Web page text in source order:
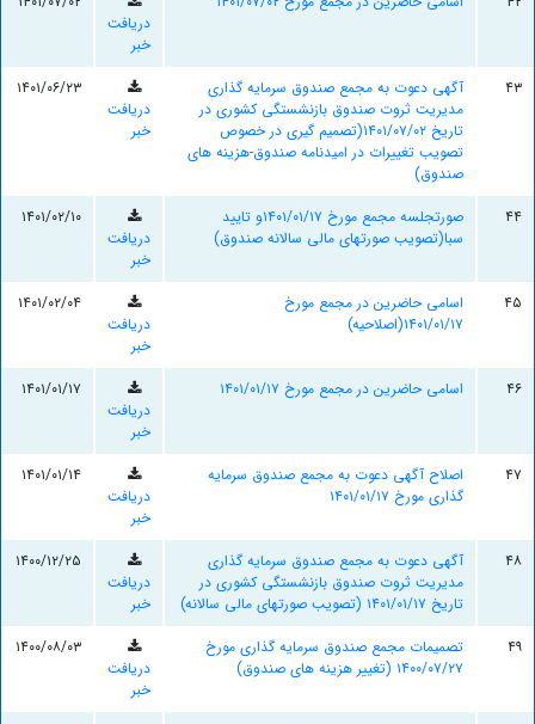
دریافت
خبر
۴۳
آگهی دعوت به مجمع صندوق سرمایه گذاری
مدیریت ثروت صندوق بازنشستگی کشوری در
تاریخ ۱۴۰۱/۰۷/۰۲(تصمیم گیری در خصوص
تصویب تغییرات در امیدنامه صندوق-هزینه های
صندوق)
دریافت
خبر
۱۴۰۱/۰۶/۲۳
۴۴
صورتجلسه مجمع مورخ ۱۴۰۱/۰۱/۱۷و تایید
سبا(تصویب صورتهای مالی سالانه صندوق)
دریافت
خبر
۱۴۰۱/۰۲/۱۰
۴۵
اسامی حاضرین در مجمع مورخ
۱۴۰۱/۰۱/۱۷(اصلاحیه)
دریافت
خبر
۱۴۰۱/۰۲/۰۴
۴۶
اسامی حاضرین در مجمع مورخ ۱۴۰۱/۰۱/۱۷
دریافت
خبر
۱۴۰۱/۰۱/۱۷
۴۷
اصلاح آگهی دعوت به مجمع صندوق سرمایه
گذاری مورخ ۱۴۰۱/۰۱/۱۷
دریافت
خبر
۱۴۰۱/۰۱/۱۴
۴۸
آگهی دعوت به مجمع صندوق سرمایه گذاری
مدیریت ثروت صندوق بازنشستگی کشوری در
تاریخ ۱۴۰۱/۰۱/۱۷ (تصویب صورتهای مالی سالانه)
دریافت
خبر
۱۴۰۰/۱۲/۲۵
۴۹
تصمیمات مجمع صندوق سرمایه گذاری مورخ
۱۴۰۰/۰۷/۲۷ (تغییر هزینه های صندوق)
دریافت
خبر
۱۴۰۰/۰۸/۰۳